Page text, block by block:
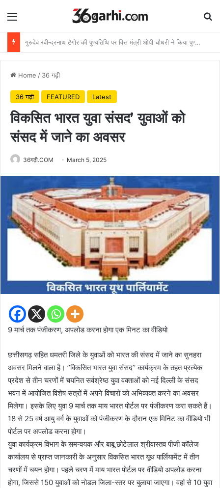
Menu
राष्ट्रीय हथकरघा दिवस पर वित्त मंत्री ओपी चौधरी ने बुनकरों को दी शुभकामनाएं
Home / 36 गढ़ी
36 गढ़ी FEATURED Latest
विकसित भारत युवा संसद’ युवाओं को
संसद में जाने का अवसर
36गढ़ी.COM March 5, 2025
9 मार्च तक पंजीकरण, अपलोड करना होगा एक मिनट का वीडियो
छत्तीसगढ़ सहित धमतरी जिले के युवाओं को भारत की संसद में जाने का सुनहरा
अवसर मिलने वाला है। ’’विकसित भारत युवा संसद’’ कार्यक्रम के तहत प्रत्येक
प्रदेश से तीन चरणों में चयनित सर्वश्रेष्ठ युवा वक्ताओं को नई दिल्ली के संसद
भवन में आयोजित विशेष सत्रों में अपने विचारों को अभिव्यक्त करने का अवसर
मिलेगा। इसके लिए युवा 9 मार्च तक माय भारत पोर्टल पर पंजीकरण करा सकते हैं।
18 से 25 वर्ष आयु वर्ग के युवाओं को पंजीकरण के दौरान एक मिनिट का वीडियो भी
पोर्टल पर अपलोड करना होगा।
युवा कार्यक्रम विभाग के समन्वयक और बाबू छोटेलाल श्रीवास्तव पीजी कॉलेज
कार्यालय से प्राप्त जानकारी के अनुसार विकसित भारत यूथ पार्लियामेंट में तीन
चरणों में चयन होगा। पहले चरण में माय भारत पोर्टल पर वीडियो अपलोड करना
होगा, जिससे 150 युवाओं को नोडल जिला-स्तर पर बुलाया जाएगा। वहां से 10 युवा